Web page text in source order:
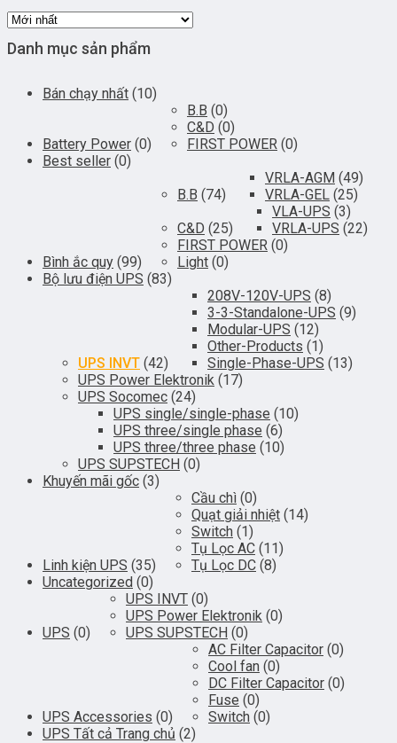
Danh mục sản phẩm
Bán chạy nhất (10)
Battery Power (0)
B.B (0)
C&D (0)
FIRST POWER (0)
Best seller (0)
Bình ắc quy (99)
B.B (74)
VRLA-AGM (49)
VRLA-GEL (25)
C&D (25)
VLA-UPS (3)
VRLA-UPS (22)
FIRST POWER (0)
Light (0)
Bộ lưu điện UPS (83)
UPS INVT (42)
208V-120V-UPS (8)
3-3-Standalone-UPS (9)
Modular-UPS (12)
Other-Products (1)
Single-Phase-UPS (13)
UPS Power Elektronik (17)
UPS Socomec (24)
UPS single/single-phase (10)
UPS three/single phase (6)
UPS three/three phase (10)
UPS SUPSTECH (0)
Khuyến mãi gốc (3)
Linh kiện UPS (35)
Cầu chì (0)
Quạt giải nhiệt (14)
Switch (1)
Tụ Lọc AC (11)
Tụ Lọc DC (8)
Uncategorized (0)
UPS (0)
UPS INVT (0)
UPS Power Elektronik (0)
UPS SUPSTECH (0)
UPS Accessories (0)
AC Filter Capacitor (0)
Cool fan (0)
DC Filter Capacitor (0)
Fuse (0)
Switch (0)
UPS Tất cả Trang chủ (2)